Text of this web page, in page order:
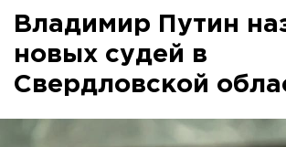
Владимир Путин
новых судей в
Свердловской